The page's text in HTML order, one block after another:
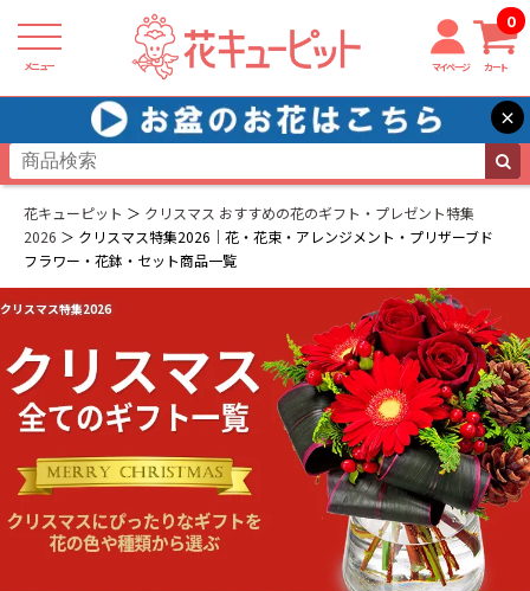
メニュー マイページ カート
0
×
花キューピット
クリスマス おすすめの花のギフト・プレゼント特集
2026
クリスマス特集2026｜花・花束・アレンジメント・プリザーブド
フラワー・花鉢・セット商品一覧
クリスマス特集2026